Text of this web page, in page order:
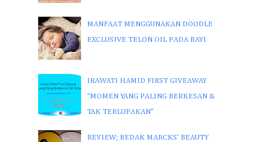
MANFAAT MENGGUNAKAN DOODLE
EXCLUSIVE TELON OIL PADA BAYI
IRAWATI HAMID FIRST GIVEAWAY
“MOMEN YANG PALING BERKESAN &
TAK TERLUPAKAN”
REVIEW; BEDAK MARCKS' BEAUTY